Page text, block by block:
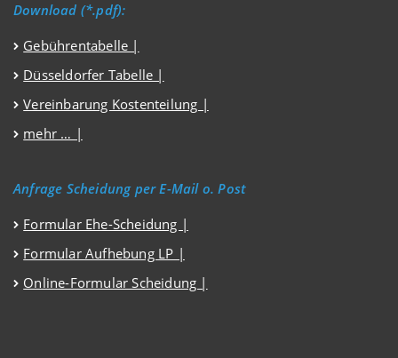
Download (*.pdf):
Gebührentabelle |
Düsseldorfer Tabelle |
Vereinbarung Kostenteilung |
mehr … |
Anfrage Scheidung per E-Mail o. Post
Formular Ehe-Scheidung |
Formular Aufhebung LP |
Online-Formular Scheidung |